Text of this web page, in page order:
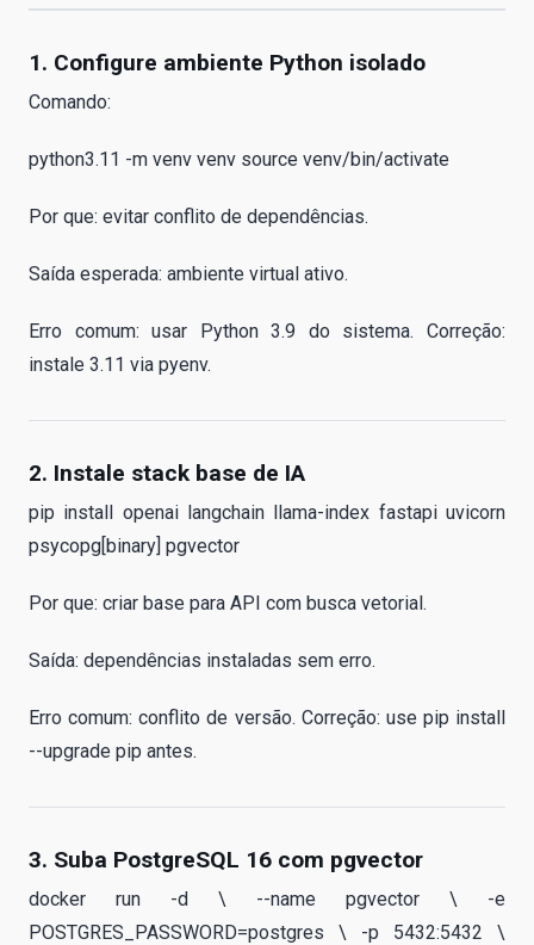
1. Configure ambiente Python isolado
Comando:
python3.11 -m venv venv source venv/bin/activate
Por que: evitar conflito de dependências.
Saída esperada: ambiente virtual ativo.
Erro comum: usar Python 3.9 do sistema. Correção:
instale 3.11 via pyenv.
2. Instale stack base de IA
pip install openai langchain llama-index fastapi uvicorn
psycopg[binary] pgvector
Por que: criar base para API com busca vetorial.
Saída: dependências instaladas sem erro.
Erro comum: conflito de versão. Correção: use pip install
--upgrade pip antes.
3. Suba PostgreSQL 16 com pgvector
docker run -d \ --name pgvector \ -e
POSTGRES_PASSWORD=postgres \ -p 5432:5432 \